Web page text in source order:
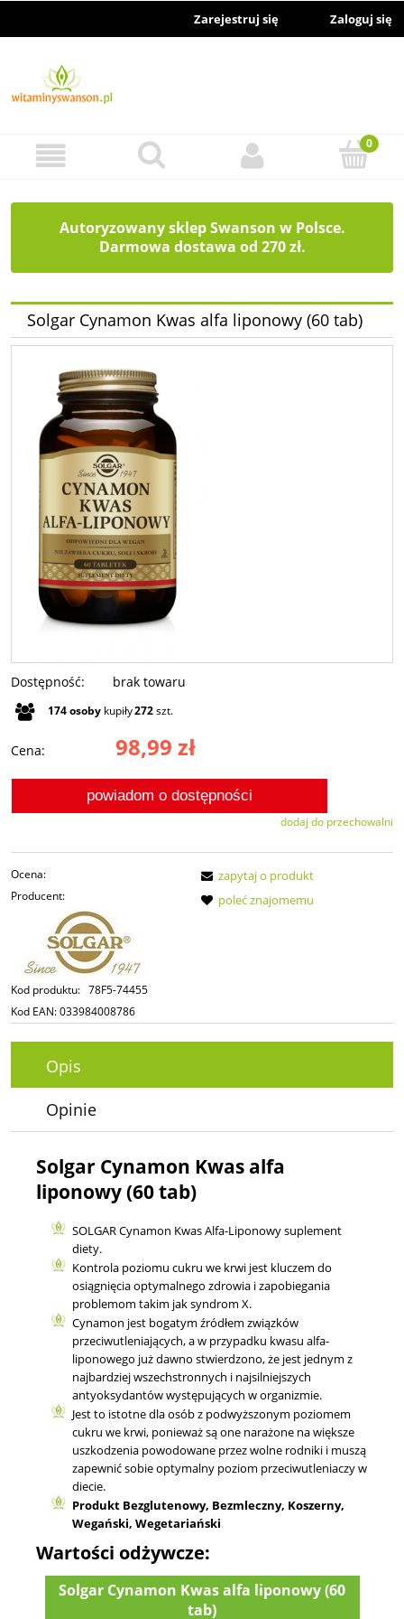
Zarejestruj się Zaloguj się
Autoryzowany sklep Swanson w Polsce.
Darmowa dostawa od 270 zł.
Solgar Cynamon Kwas alfa liponowy (60 tab)
Dostępność: brak towaru
174osoby kupiły272szt.
Cena: 98,99 zł
powiadom o dostępności
dodaj do przechowalni
Ocena:
Producent:
Kod produktu: 78F5-74455
Kod EAN:033984008786
zapytaj o produkt
poleć znajomemu
Opis
Opinie
Solgar Cynamon Kwas alfa
liponowy (60 tab)
SOLGAR Cynamon Kwas Alfa-Liponowy suplement
diety.
Kontrola poziomu cukru we krwi jest kluczem do
osiągnięcia optymalnego zdrowia i zapobiegania
problemom takim jak syndrom X.
Cynamon jest bogatym źródłem związków
przeciwutleniających, a w przypadku kwasu alfa-
liponowego już dawno stwierdzono, że jest jednym z
najbardziej wszechstronnych i najsilniejszych
antyoksydantów występujących w organizmie.
Jest to istotne dla osób z podwyższonym poziomem
cukru we krwi, ponieważ są one narażone na większe
uszkodzenia powodowane przez wolne rodniki i muszą
zapewnić sobie optymalny poziom przeciwutleniaczy w
diecie.
Produkt Bezglutenowy, Bezmleczny, Koszerny,
Wegański, Wegetariański
Wartości odżywcze:
Solgar Cynamon Kwas alfa liponowy (60
tab)